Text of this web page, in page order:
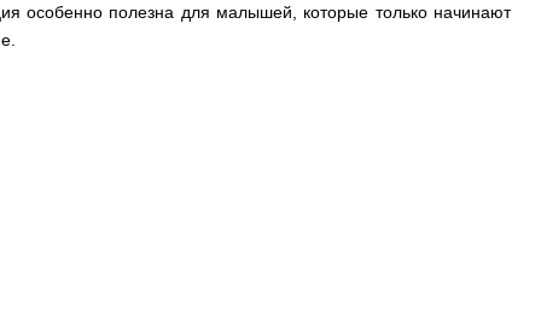
особенно полезна для малышей, которые только начинают